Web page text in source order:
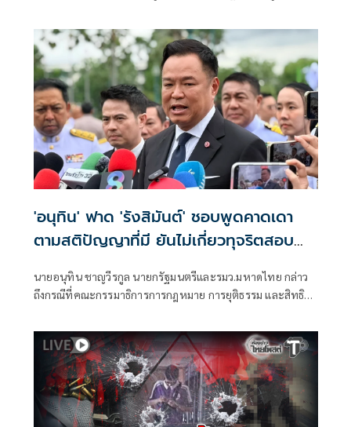
'อนุทิน' ฟาด 'รังสิมันต์' ชอบพูดคาดเดา
ตามสติปัญญาที่มี ยันไม่เกี่ยวทุจริตสอบ
นายอนุทิน ชาญวีรกูล นายกรัฐมนตรีและรมว.มหาดไทย กล่าว
ถึงกรณีที่คณะกรรมาธิการการกฎหมาย การยุติธรรม และสิทธิ
กรรมาธิการ มีการอ้างชื่อนายกรัฐมนตรี เข้าไปเกี่ยวข้องกับการ
ทุจริตสอบท้องถิ่น